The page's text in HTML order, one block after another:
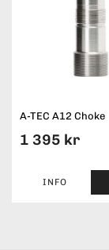
A-TEC A12 Choke
1 395 kr
INFO